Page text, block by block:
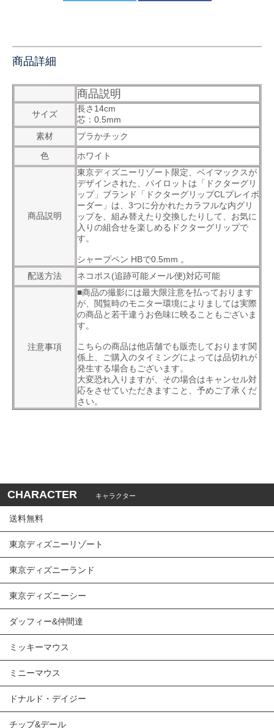
商品詳細
商品説明
サイズ
長さ14cm
芯：0.5mm
素材
プラかチック
色
ホワイト
商品説明
東京ディズニーリゾート限定、ベイマックスが
デザインされた、パイロットは「ドクターグリ
ップ」ブランド「ドクターグリップCLプレイボ
ーダー」は、3つに分かれたカラフルな内グリ
ップを、組み替えたり交換したりして、お気に
入りの組合せを楽しめるドクターグリップで
す。
シャープペン HBで0.5mm 。
配送方法
ネコポス(追跡可能メール便)対応可能
注意事項
■商品の撮影には最大限注意を払っております
が、閲覧時のモニター環境によりましては実際
の商品と若干違うお色味に映ることもございま
す。
こちらの商品は他店舗でも販売しております関
係上、ご購入のタイミングによっては品切れが
発生する場合もございます。
大変恐れ入りますが、その場合はキャンセル対
応をさせていただきますこと、予めご了承くだ
さい。
CHARACTER キャラクター
送料無料
東京ディズニーリゾート
東京ディズニーランド
東京ディズニーシー
ダッフィー&仲間達
ミッキーマウス
ミニーマウス
ドナルド・デイジー
チップ&デール